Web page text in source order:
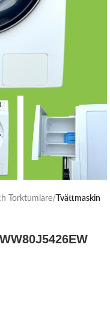
Torktumlare Tvättmaskin